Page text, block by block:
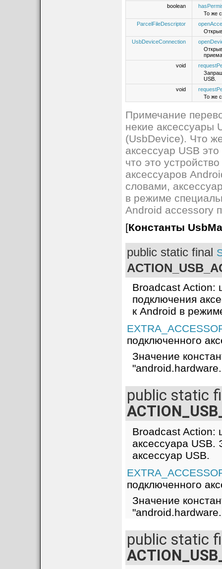
boolean
То же
ParcelFileDescriptor
UsbDeviceConnection
void
USB.
void
То же
Примечание
некие аксессуары
(UsbDevice). Что
аксессуар USB
что это
аксессуаров
словами,
в режиме
Android accessory
[Константы
public static final
Broadcast Action:
подключения
к Android в
подключенного
Значение
public static
Broadcast Action:
аксессуара USB.
аксессуар USB.
подключенного
Значение
public static